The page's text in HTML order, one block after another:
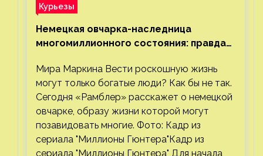
Курьезы
Немецкая овчарка-наследница
многомиллионного состояния: правда
Мира Маркина Вести роскошную жизнь
могут только богатые люди? Как бы не так.
Сегодня «Рамблер» расскажет о немецкой
овчарке, образу жизни которой могут
позавидовать многие. Фото: Кадр из
сериала "Миллионы Гюнтера"Кадр из
сериала "Миллионы Гюнтера" Для начала